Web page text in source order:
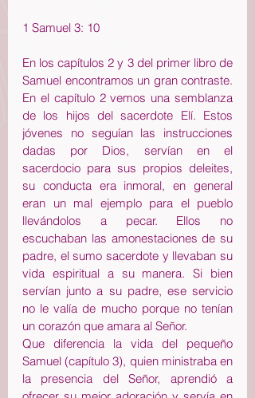
1 Samuel 3: 10
En los capítulos 2 y 3 del primer libro de
Samuel encontramos un gran contraste.
En el capítulo 2 vemos una semblanza
de los hijos del sacerdote Elí. Estos
jóvenes no seguían las instrucciones
dadas por Dios, servían en el
sacerdocio para sus propios deleites,
su conducta era inmoral, en general
eran un mal ejemplo para el pueblo
llevándolos a pecar. Ellos no
escuchaban las amonestaciones de su
padre, el sumo sacerdote y llevaban su
vida espiritual a su manera. Si bien
servían junto a su padre, ese servicio
no le valía de mucho porque no tenían
un corazón que amara al Señor.
Que diferencia la vida del pequeño
Samuel (capítulo 3), quien ministraba en
la presencia del Señor, aprendió a